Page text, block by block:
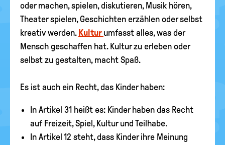
oder machen, spielen, diskutieren, Musik hören,
Theater spielen, Geschichten erzählen oder selbst
kreativ werden. Kultur umfasst alles, was der
Mensch geschaffen hat. Kultur zu erleben oder
selbst zu gestalten, macht Spaß.
Es ist auch ein Recht, das Kinder haben:
In Artikel 31 heißt es: Kinder haben das Recht
auf Freizeit, Spiel, Kultur und Teilhabe.
In Artikel 12 steht, dass Kinder ihre Meinung